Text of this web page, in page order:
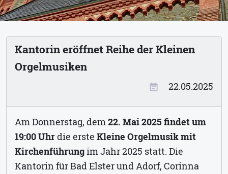
Kantorin eröffnet Reihe der Kleinen
Orgelmusiken
event_note 22.05.2025
Am Donnerstag, dem 22. Mai 2025 findet um
19:00 Uhrdie erste Kleine Orgelmusik mit
Kirchenführungim Jahr 2025 statt. Die
Kantorin für Bad Elster und Adorf, Corinna